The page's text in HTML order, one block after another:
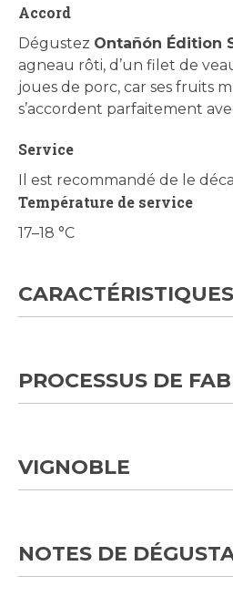
Accord
Dégustez Ontañón Édition
agneau rôti, d’un filet de
joues de porc, car ses fruits
s’accordent parfaitement
Service
Il est recommandé de le
Température de service
17–18 °C
PROCESSUS DE
VIGNOBLE
NOTES DE